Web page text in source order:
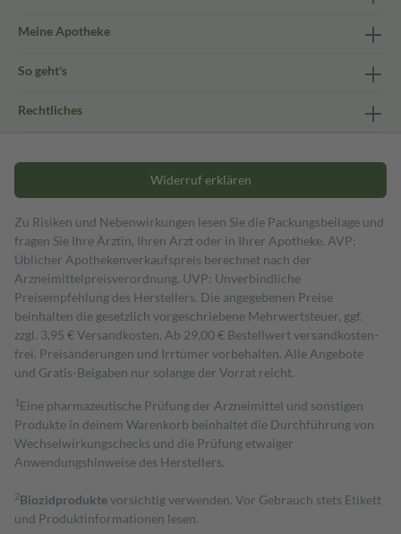
Meine Apotheke
So geht's
Rechtliches
Widerruf erklären
Zu Risiken und Nebenwirkungen lesen Sie die Packungsbeilage und
fragen Sie Ihre Ärztin, Ihren Arzt oder in Ihrer Apotheke. AVP:
Üblicher Apothekenverkaufspreis berechnet nach der
Arzneimittelpreisverordnung. UVP: Unverbindliche
Preisempfehlung des Herstellers. Die angegebenen Preise
beinhalten die gesetzlich vorgeschriebene Mehrwertsteuer, ggf.
zzgl. 3,95 € Versandkosten. Ab 29,00 € Bestell­wert versand­kosten­
frei. Preisänderungen und Irrtümer vorbehalten. Alle Angebote
und Gratis-Beigaben nur solange der Vorrat reicht.
1 Eine pharmazeutische Prüfung der Arzneimittel und sonstigen
Produkte in deinem Warenkorb beinhaltet die Durchführung von
Wechselwirkungschecks und die Prüfung etwaiger
Anwendungshinweise des Herstellers.
2Biozidproduktevorsichtig verwenden. Vor Gebrauch stets Etikett
und Produktinformationen lesen.